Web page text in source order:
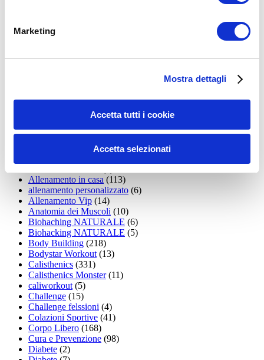
Marketing
Mostra dettagli
Accetta tutti i cookie
Accetta selezionati
15WORKOUT
Allenamento aerobico(16)
Allenamento Donne(75)
Allenamento in casa (113)
allenamento personalizzato (6)
Allenamento Vip (14)
Anatomia dei Muscoli (10)
Biohaching NATURALE (6)
Biohacking NATURALE (5)
Body Building (218)
Bodystar Workout(13)
Calisthenics (331)
Calisthenics Monster(11)
caliworkout(5)
Challenge (15)
Challenge felssioni (4)
Colazioni Sportive (41)
Corpo Libero (168)
Cura e Prevenzione (98)
Diabete (2)